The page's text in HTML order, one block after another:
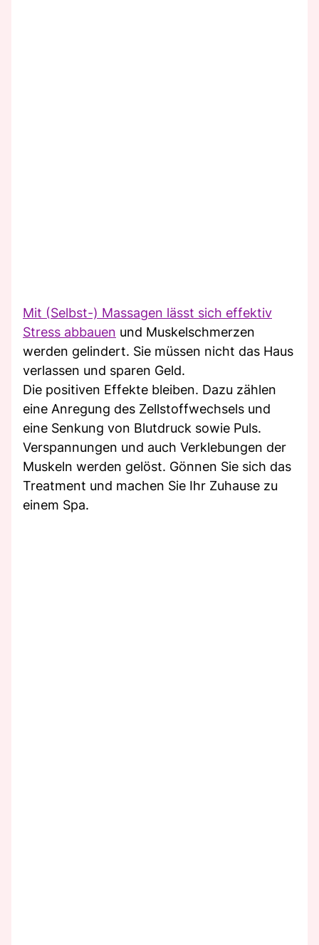
Mit (Selbst-) Massagen lässt sich effektiv
Stress abbauen und Muskelschmerzen
werden gelindert. Sie müssen nicht das Haus
verlassen und sparen Geld.
Die positiven Effekte bleiben. Dazu zählen
eine Anregung des Zellstoffwechsels und
eine Senkung von Blutdruck sowie Puls.
Verspannungen und auch Verklebungen der
Muskeln werden gelöst. Gönnen Sie sich das
Treatment und machen Sie Ihr Zuhause zu
einem Spa.